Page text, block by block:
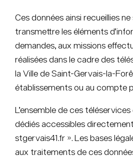
Ces données ainsi recueillies ne
transmettre les éléments
demandes, aux missions
réalisées dans le cadre des
la Ville de Saint-Gervais-la-
établissements ou au compte
L’ensemble de ces
dédiés accessibles
stgervais41.fr ». Les bases
aux traitements de ces